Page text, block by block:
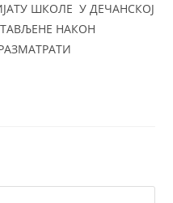
ШКОЛЕ У ДЕЧАНСКОЈ
НАКОН